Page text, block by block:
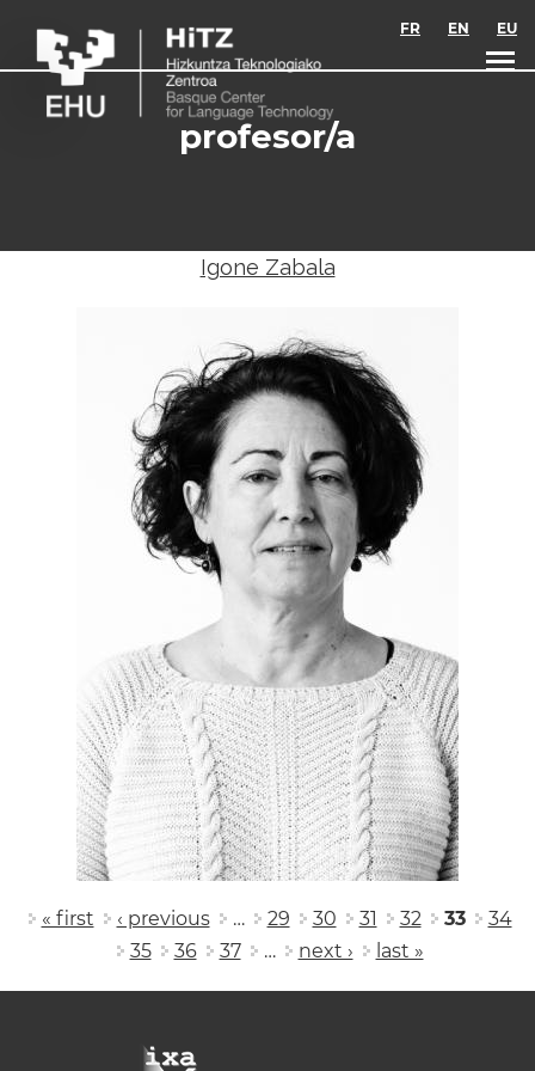
FR EN EU
profesor/a
Igone Zabala
Pages
« first ‹ previous … 29 30 31 32 33
34
35
36 37 … next › last »